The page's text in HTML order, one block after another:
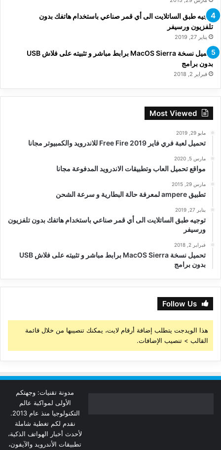
توجيه طبق الساتلايت الى أي قمر صناعي باستخدام هاتفك بدون
تلفزيون ورسيفر
يناير 27, 2019
تحميل نسخة MacOS Sierra برابط مباشر و تثبيته على فلاش USB
بدون برامج
فبراير 2, 2018
Most Viewed
مايو 29, 2019
تحميل لعبة فري فاير Free Fire 2019 للاندرويد والكمبيوتر مجانا
مارس 5, 2020
مواقع تحميل العاب وتطبيقات الاندرويد المدفوعة مجانا
مارس 29, 2015
تطبيق ampere لمعرفة حالة البطارية و سرعة الشحن
يناير 27, 2019
توجيه طبق الساتلايت الى أي قمر صناعي باستخدام هاتفك بدون تلفزيون
ورسيفر
فبراير 2, 2018
تحميل نسخة MacOS Sierra برابط مباشر و تثبيته على فلاش USB
بدون برامج
Follow Us
هذا الويدجت يتطلب إضافة أرقام لايت، يمكنك تنصيبها من خلال قائمة
القالب > تنصيب الإضافات.
مدونة تقنيات: وجهتكم
الأولى لمواكبة عالم
التكنولوجيا منذ عام 2013.
نقدم لكم تغطية شاملة
لأحدث أخبار الهواتف الذكية،
تطبيقات الأندرويد والآيفون،